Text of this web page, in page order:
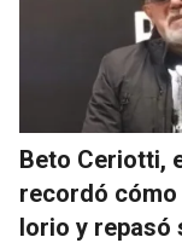
Beto Ceriotti,
recordó cómo
Iorio y repasó